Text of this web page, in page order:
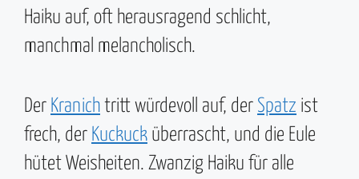
Haiku auf, oft herausragend schlicht,
manchmal melancholisch.
Der Kranich tritt würdevoll auf, der Spatz ist
frech, der Kuckuck überrascht, und die Eule
hütet Weisheiten. Zwanzig Haiku für alle